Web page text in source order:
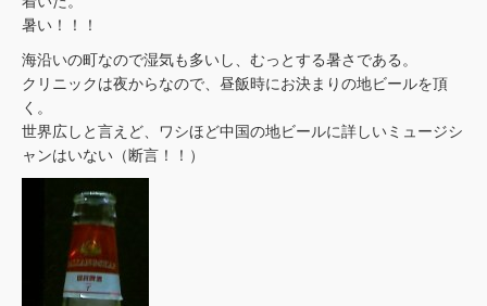
暑い！！！
海沿いの町なので湿気も多いし、むっとする暑さである。
クリニックは夜からなので、昼飯時にお決まりの地ビールを頂
く。
世界広しと言えど、ワシほど中国の地ビールに詳しいミュージシ
ャンはいない（断言！！）